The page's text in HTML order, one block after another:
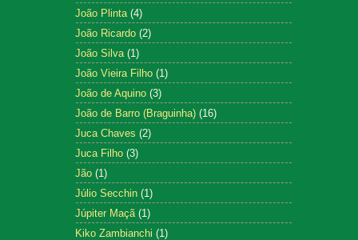
João Plinta (4)
João Ricardo (2)
João Silva (1)
João Vieira Filho (1)
João de Aquino (3)
João de Barro (Braguinha) (16)
Juca Chaves (2)
Juca Filho (3)
Jão (1)
Júlio Secchin (1)
Júpiter Maçã (1)
Kiko Zambianchi (1)